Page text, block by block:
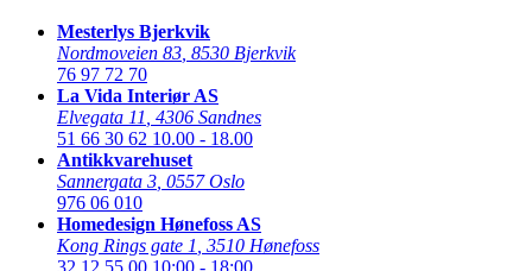
Mesterlys Bjerkvik
Nordmoveien 83 8530 Bjerkvik
76 97 72 70
La Vida Interiør AS
Elvegata 11 4306 Sandnes
51 66 30 62 10.00 - 18.00
Antikkvarehuset
Sannergata 3 0557 Oslo
976 06 010
Homedesign Hønefoss AS
Kong Rings gate 1 3510 Hønefoss
32 12 55 00 10:00 - 18:00